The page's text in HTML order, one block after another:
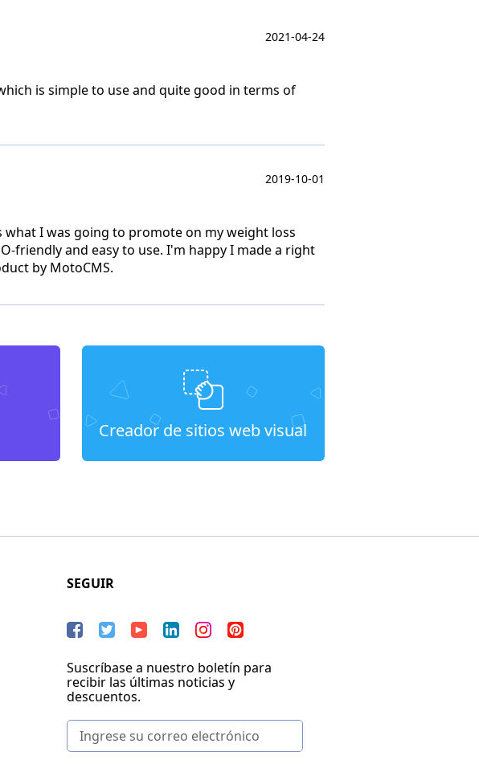
2021-04-24
is simple to use and quite good in terms of
2019-10-01
I was going to promote on my weight loss
friendly and easy to use. I'm happy I made a right
by MotoCMS.
Creador de sitios web visual
SEGUIR
Suscríbase a nuestro boletín para
recibir las últimas noticias y
descuentos.